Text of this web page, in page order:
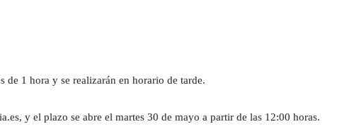
de 1 hora y se realizarán en horario de tarde.
y el plazo se abre el martes 30 de mayo a partir de las 12:00 horas.